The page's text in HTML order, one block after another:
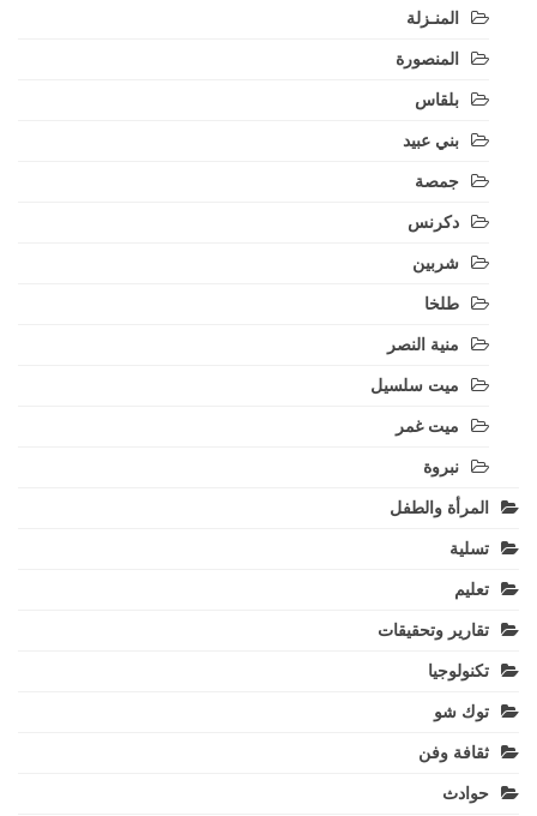
المنـزلة
المنصورة
بلقاس
بني عبيد
جمصة
دكرنس
شربين
طلخا
منية النصر
ميت سلسيل
ميت غمر
نبروة
المرأة والطفل
تسلية
تعليم
تقارير وتحقيقات
تكنولوجيا
توك شو
ثقافة وفن
حوادث